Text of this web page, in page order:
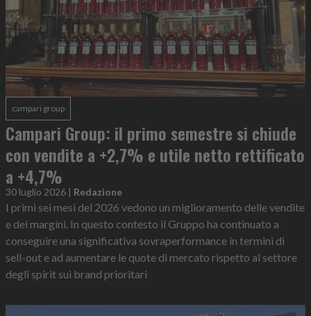
campari group
Campari Group: il primo semestre si chiude
con vendite a +2,7% e utile netto rettificato
a +4,7%
30 luglio 2026 | Redazione
I primi sei mesi del 2026 vedono un miglioramento delle vendite
e dei margini. In questo contesto il Gruppo ha continuato a
conseguire una significativa sovraperformance in termini di
sell-out e ad aumentare le quote di mercato rispetto al settore
degli spirit sui brand prioritari